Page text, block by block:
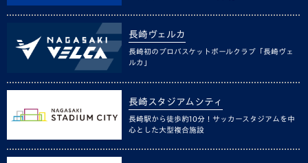
長崎ヴェルカ
長崎初のプロバスケットボールクラブ「長崎ヴェ
ルカ」
長崎スタジアムシティ
長崎駅から徒歩約10分！サッカースタジアムを中
心とした大型複合施設